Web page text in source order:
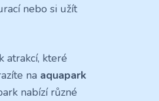
nebo si užít
atrakcí, které
na aquapark
nabízí různé